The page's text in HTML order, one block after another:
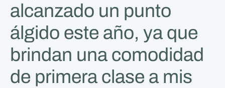
alcanzado un punto
álgido este año, ya que
brindan una comodidad
de primera clase a mis